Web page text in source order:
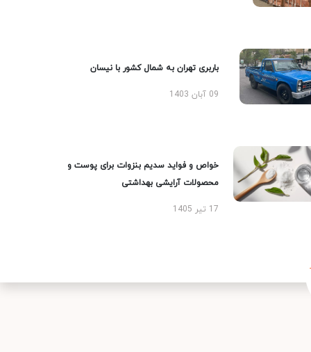
باربری تهران به شمال کشور با نیسان
09 آبان 1403
خواص و فواید سدیم بنزوات برای پوست و
محصولات آرایشی بهداشتی
17 تیر 1405